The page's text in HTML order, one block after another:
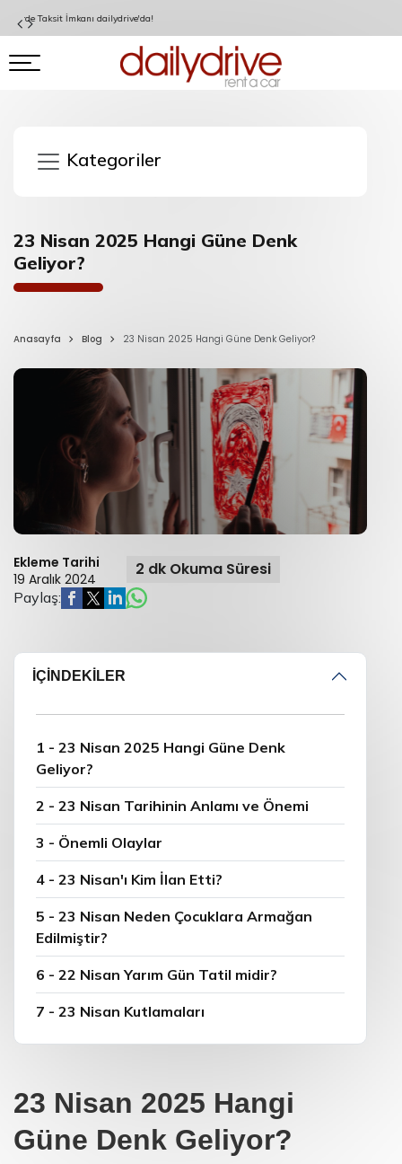
Garanti BBVA Kart Sahiplerine Özel İndirim!
23 Nisan 2025 Hangi Güne Denk
Geliyor?
Anasayfa Blog 23 Nisan 2025 Hangi Güne Denk Geliyor?
Ekleme Tarihi
19 Aralık 2024
2 dk Okuma Süresi
Paylaş:
İÇİNDEKİLER
1 - 23 Nisan 2025 Hangi Güne Denk
Geliyor?
2 - 23 Nisan Tarihinin Anlamı ve Önemi
3 - Önemli Olaylar
4 - 23 Nisan'ı Kim İlan Etti?
5 - 23 Nisan Neden Çocuklara Armağan
Edilmiştir?
6 - 22 Nisan Yarım Gün Tatil midir?
7 - 23 Nisan Kutlamaları
23 Nisan 2025 Hangi
Güne Denk Geliyor?
Kategoriler